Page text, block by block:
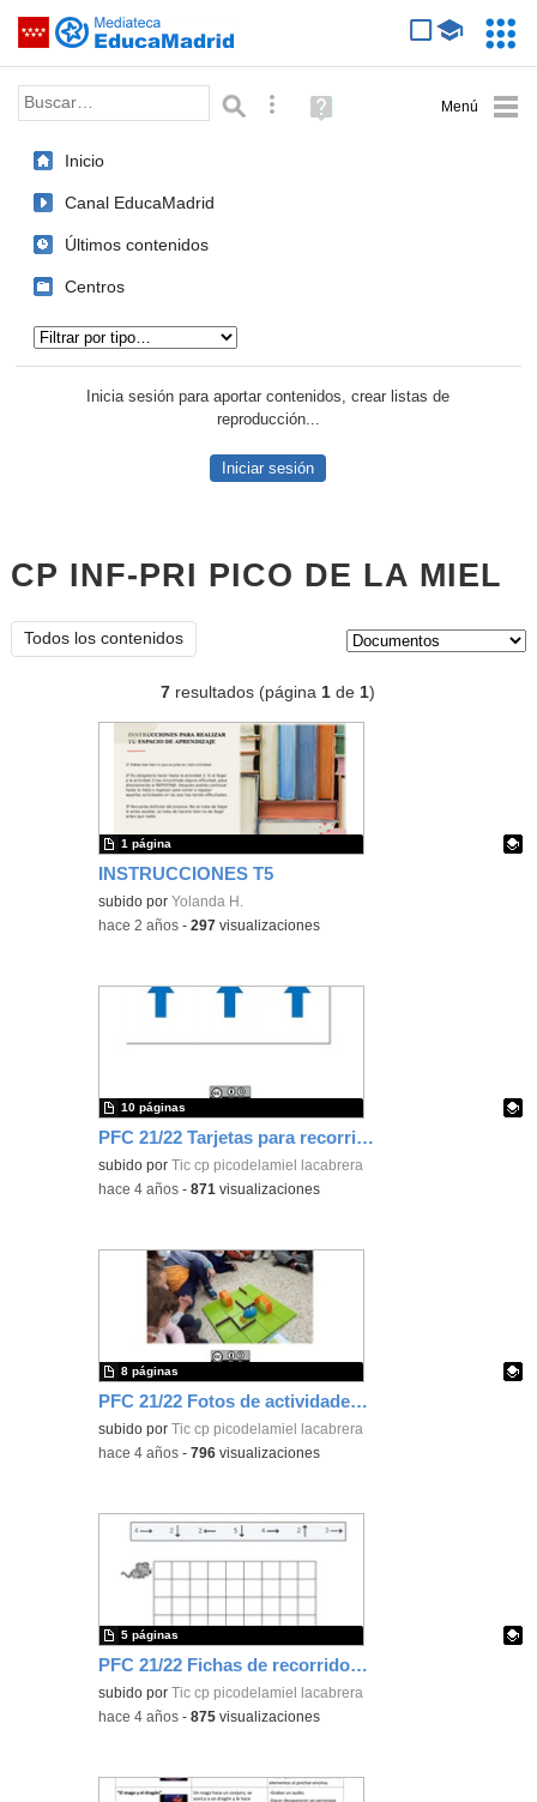
Saltar navegación
Palabra o frase: Búsqueda avanzada
Ayuda
(en
Inicio
Canal EducaMadrid
Últimos contenidos
Centros
Inicia sesión para aportar contenidos, crear listas de
reproducción...
Iniciar sesión
CP INF-PRI PICO DE LA MIEL
Todos los contenidos
7 resultados (página1 de1)
INSTRUCCIONES T5
Contenido educativo.
subido porYolanda H.
1 página
-hace 2 años -297 visualizaciones
PFC 21/22 Tarjetas para recorridos con robots de suelo y actividades desenchufadas
Contenido educativo.
subido porTic cp picodelamiel lacabrera
10 páginas
-hace 4 años -871 visualizaciones
PFC 21/22 Fotos de actividades desenchufadas y con robot de suelo
Contenido educativo.
subido porTic cp picodelamiel lacabrera
8 páginas
-hace 4 años -796 visualizaciones
PFC 21/22 Fichas de recorridos para 1º y 2º Programación
Contenido educativo.
subido porTic cp picodelamiel lacabrera
5 páginas
-hace 4 años -875 visualizaciones